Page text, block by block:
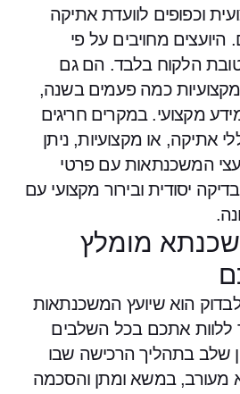
וכפופים לוועדת אתיקה
מחויבים על פי
הלקוח בלבד. הם גם
כמה פעמים בשנה,
מקצועי. במקרים חריגים
אתיקה, או מקצועיות, ניתן
המשכנתאות עם פרטי
יסודית ובירור מקצועי עם
מומלץ
הוא שיועץ המשכנתאות
ללוות אתכם בכל השלבים
שלב בתהליך הרכישה שבו
מעורב, במשא ומתן והסכמה